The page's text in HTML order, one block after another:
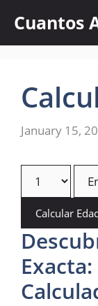
content
Cuantos
January 15,
Calcular